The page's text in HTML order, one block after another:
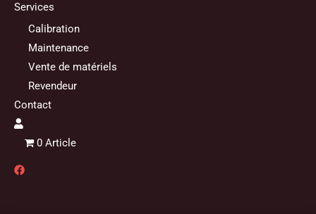
Services
Calibration
Maintenance
Vente de matériels
Revendeur
Contact
0 Article